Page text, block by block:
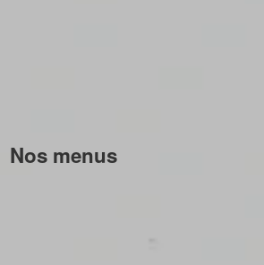
Nos menus